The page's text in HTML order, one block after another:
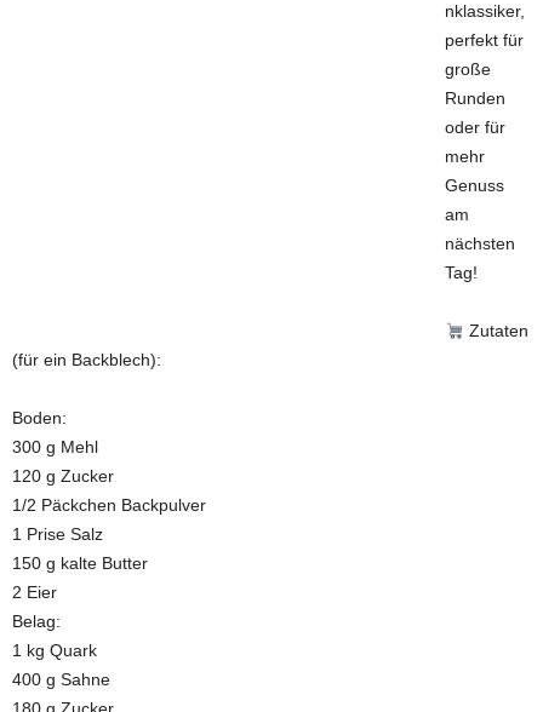
nklassiker,
perfekt für
große
Runden
oder für
mehr
Genuss
am
nächsten
Tag!
Zutaten
(für ein Backblech):
Boden:
300 g Mehl
120 g Zucker
1/2 Päckchen Backpulver
1 Prise Salz
150 g kalte Butter
2 Eier
Belag:
1 kg Quark
400 g Sahne